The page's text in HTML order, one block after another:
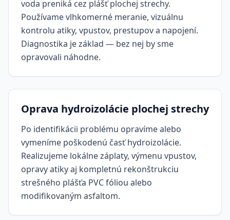
voda preniká cez plášť plochej strechy.
Používame vlhkomerné meranie, vizuálnu
kontrolu atiky, vpustov, prestupov a napojení.
Diagnostika je základ — bez nej by sme
opravovali náhodne.
Oprava hydroizolácie plochej strechy
Po identifikácii problému opravíme alebo
vymeníme poškodenú časť hydroizolácie.
Realizujeme lokálne záplaty, výmenu vpustov,
opravy atiky aj kompletnú rekonštrukciu
strešného plášťa PVC fóliou alebo
modifikovaným asfaltom.